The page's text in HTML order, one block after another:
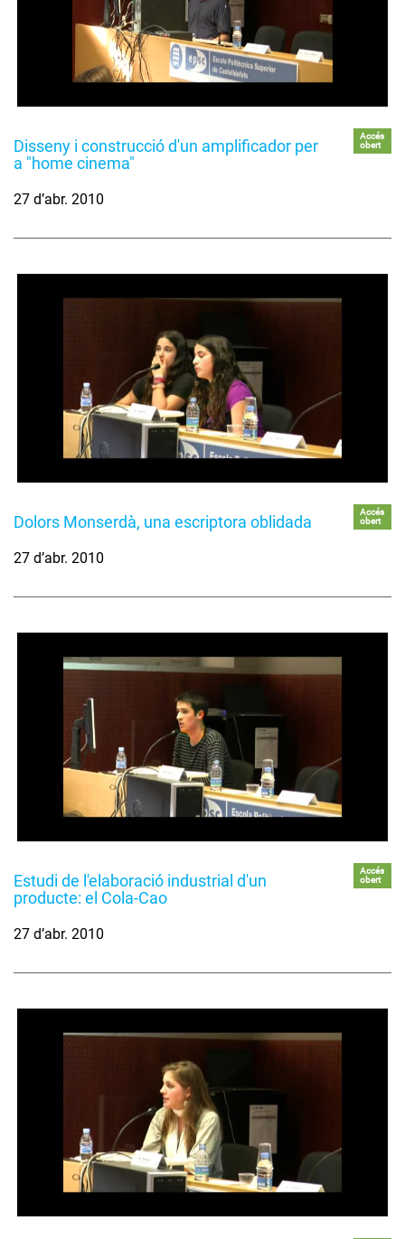
Disseny i construcció d'un amplificador per
a "home cinema"
Accés
obert
27 d’abr. 2010
Dolors Monserdà, una escriptora oblidada
Accés
obert
27 d’abr. 2010
Estudi de l'elaboració industrial d'un
producte: el Cola-Cao
Accés
obert
27 d’abr. 2010